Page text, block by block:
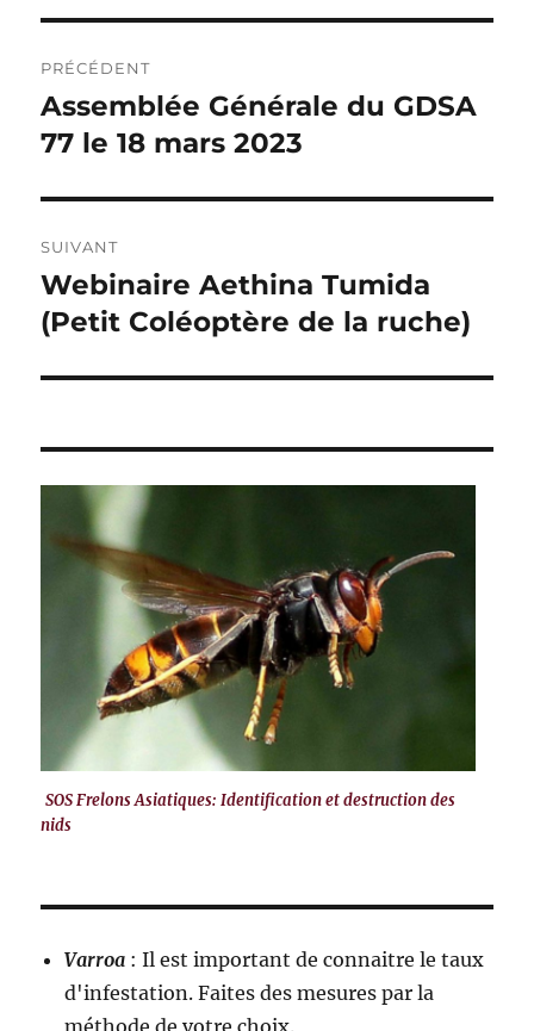
de
l’article
PRÉCÉDENT
Publication
précédente :
Assemblée Générale du GDSA
77 le 18 mars 2023
SUIVANT
Publication
suivante :
Webinaire Aethina Tumida
(Petit Coléoptère de la ruche)
SOS Frelons Asiatiques: Identification et destruction des
nids
Varroa : Il est important de connaitre le taux
d'infestation. Faites des mesures par la
méthode de votre choix.